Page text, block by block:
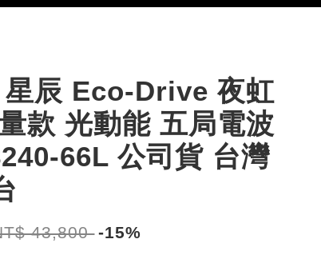
辰 Eco-Drive 夜虹
款 光動能 五局電波
66L 公司貨 台灣
43,800 -15%